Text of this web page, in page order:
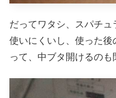
だってワタシ、スパチュ
使いにくいし、使った
って、中ブタ開けるの